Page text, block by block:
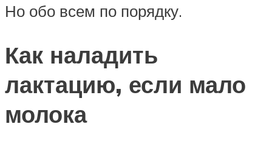
Но обо всем по порядку.
Как наладить
лактацию, если мало
молока